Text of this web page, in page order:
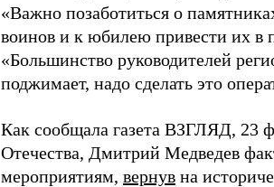
«Важно позаботиться о
воинов и к юбилею привести их в
«Большинство руководителей
поджимает, надо сделать это
Как сообщала газета ВЗГЛЯД, 23
Отечества, Дмитрий Медведев
мероприятиям, вернув на